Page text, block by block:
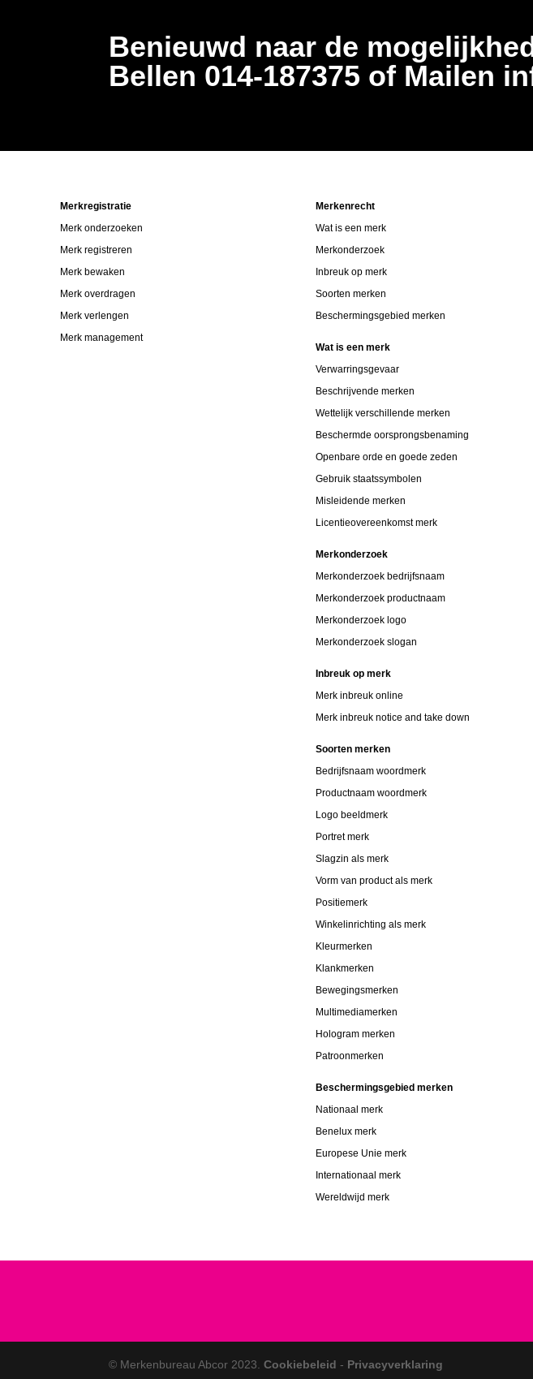
Benieuwd naar de
Bellen 014-187375 of Mailen
Merkregistratie
Merk onderzoeken
Merk registreren
Merk bewaken
Merk overdragen
Merk verlengen
Merk management
Merkenrecht
Wat is een merk
Merkonderzoek
Inbreuk op merk
Soorten merken
Beschermingsgebied merken
Wat is een merk
Verwarringsgevaar
Beschrijvende merken
Wettelijk verschillende merken
Beschermde oorsprongsbenaming
Openbare orde en goede zeden
Gebruik staatssymbolen
Misleidende merken
Licentieovereenkomst merk
Merkonderzoek
Merkonderzoek bedrijfsnaam
Merkonderzoek productnaam
Merkonderzoek logo
Merkonderzoek slogan
Inbreuk op merk
Merk inbreuk online
Merk inbreuk notice and take down
Soorten merken
Bedrijfsnaam woordmerk
Productnaam woordmerk
Logo beeldmerk
Portret merk
Slagzin als merk
Vorm van product als merk
Positiemerk
Winkelinrichting als merk
Kleurmerken
Klankmerken
Bewegingsmerken
Multimediamerken
Hologram merken
Patroonmerken
Beschermingsgebied merken
Nationaal merk
Benelux merk
Europese Unie merk
Internationaal merk
Wereldwijd merk
© Merkenbureau Abcor 2023.Cookiebeleid - Privacyverklaring